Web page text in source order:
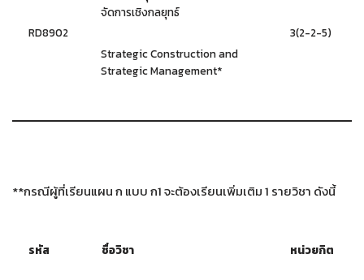
RD8902
จัดการเชิงกลยุทธ์
Strategic Construction and
Strategic Management*
3(2-2-5)
**กรณีผู้ที่เรียนแผน ก แบบ ก1 จะต้องเรียนเพิ่มเติม 1 รายวิชา ดังนี้
รหัส ชื่อวิชา หน่วยกิต